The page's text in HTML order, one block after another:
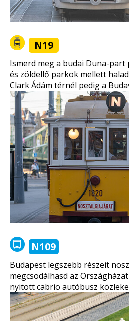
N19
Ismerd meg a budai Duna-
és zöldellő parkok mellett
Clark Ádám térnél pedig a
N109
Budapest legszebb részeit
megcsodálhasd az
nyitott cabrio autóbusz